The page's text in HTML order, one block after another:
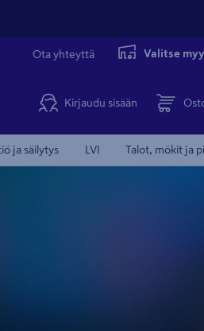
Ota yhteyttä Valitse
Kirjaudu sisään
ja säilytys LVI Talot, mökit ja